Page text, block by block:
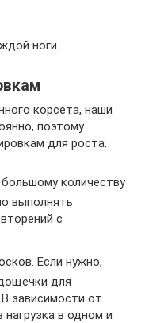
ноги.
корсета, наши
поэтому
для роста.
количеству
выполнять
с
Если нужно,
для
В зависимости от
в одном и